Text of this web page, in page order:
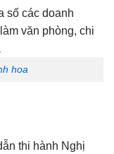
hoa
thi hành Nghị